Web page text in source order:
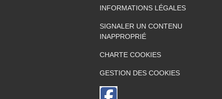
INFORMATIONS LÉGALES
SIGNALER UN CONTENU
INAPPROPRIÉ
CHARTE COOKIES
GESTION DES COOKIES